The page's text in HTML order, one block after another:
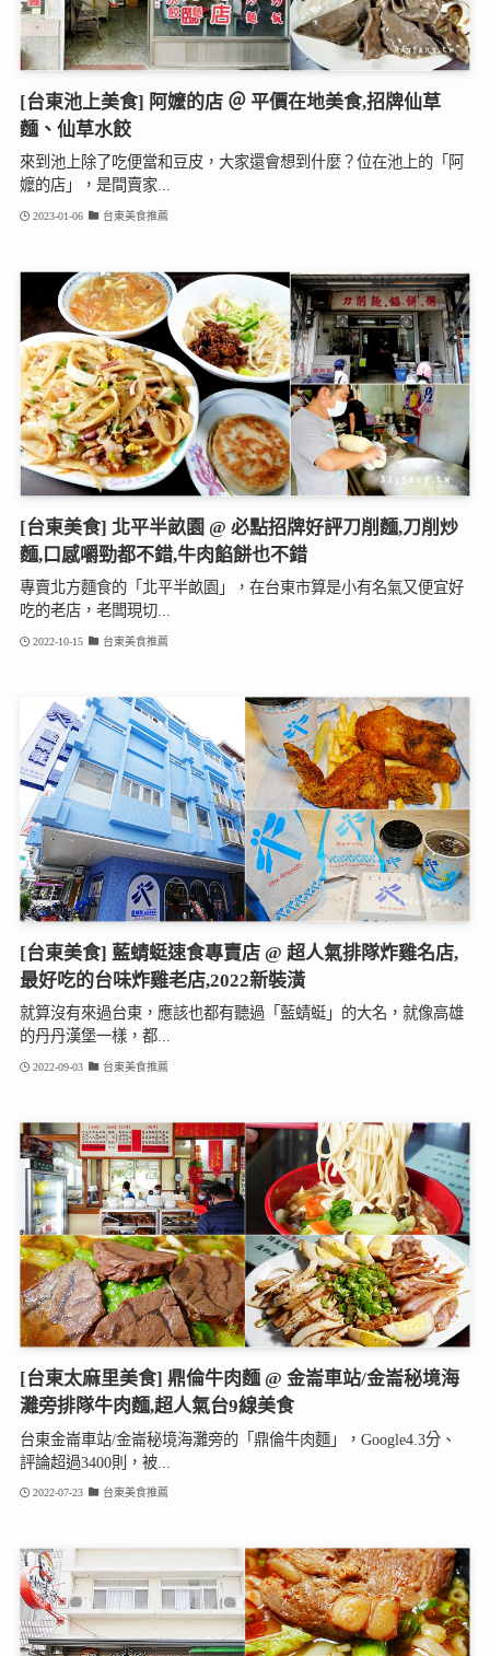
[台東池上美食] 阿嬤的店 ＠ 平價在地美食,招牌仙草
麵、仙草水餃
來到池上除了吃便當和豆皮，大家還會想到什麼？位在池上的「阿
嬤的店」，是間賣家...
2023-01-06 台東美食推薦
[台東美食] 北平半畝園 @ 必點招牌好評刀削麵,刀削炒
麵,口感嚼勁都不錯,牛肉餡餅也不錯
專賣北方麵食的「北平半畝園」，在台東市算是小有名氣又便宜好
吃的老店，老闆現切...
2022-10-15 台東美食推薦
[台東美食] 藍蜻蜓速食專賣店 @ 超人氣排隊炸雞名店,
最好吃的台味炸雞老店,2022新裝潢
就算沒有來過台東，應該也都有聽過「藍蜻蜓」的大名，就像高雄
的丹丹漢堡一樣，都...
2022-09-03 台東美食推薦
[台東太麻里美食] 鼎倫牛肉麵 @ 金崙車站/金崙秘境海
灘旁排隊牛肉麵,超人氣台9線美食
台東金崙車站/金崙秘境海灘旁的「鼎倫牛肉麵」，Google4.3分、
評論超過3400則，被...
2022-07-23 台東美食推薦